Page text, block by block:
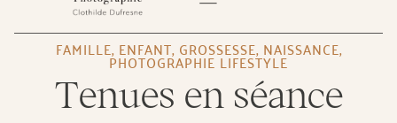
FAMILLE, ENFANT, GROSSESSE, NAISSANCE,
PHOTOGRAPHIE LIFESTYLE
Tenues en séance